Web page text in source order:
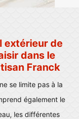
extérieur de
dans le
Franck
se limite pas à la
également le
les différentes